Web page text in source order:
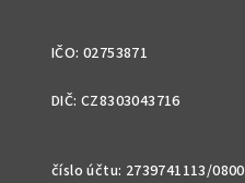
IČO: 02753871
DIČ: CZ8303043716
číslo účtu: 2739741113/0800